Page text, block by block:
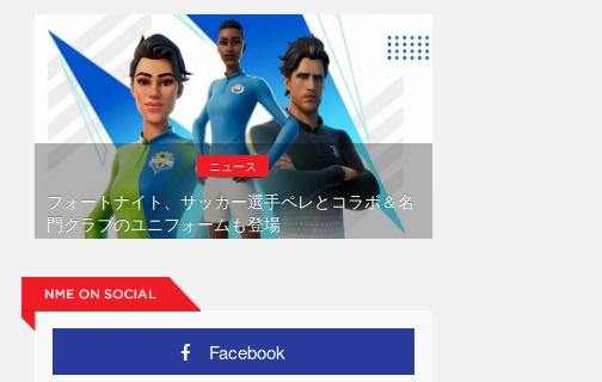
ニュース
フォートナイト、サッカー選手ペレとコラボ＆名
門クラブのユニフォームも登場
Facebook